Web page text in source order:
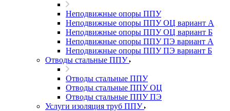
Неподвижные опоры ППУ
Неподвижные опоры ППУ ОЦ вариант А
Неподвижные опоры ППУ ОЦ вариант Б
Неподвижные опоры ППУ ПЭ вариант А
Неподвижные опоры ППУ ПЭ вариант Б
Отводы стальные ППУ
Отводы стальные ППУ
Отводы стальные ППУ ОЦ
Отводы стальные ППУ ПЭ
Услуги изоляция труб ППУ